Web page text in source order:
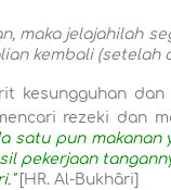
maka jelajahilah
kembali (setelah
kesungguhan
rezeki dan
satu pun makanan
pekerjaan
[HR. Al-Bukhâri]